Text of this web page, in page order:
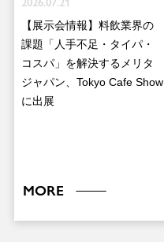
【展示会情報】料飲業界の
課題「人手不足・タイパ・
コスパ」を解決するメリタ
ジャパン、Tokyo Cafe Show
に出展
MORE